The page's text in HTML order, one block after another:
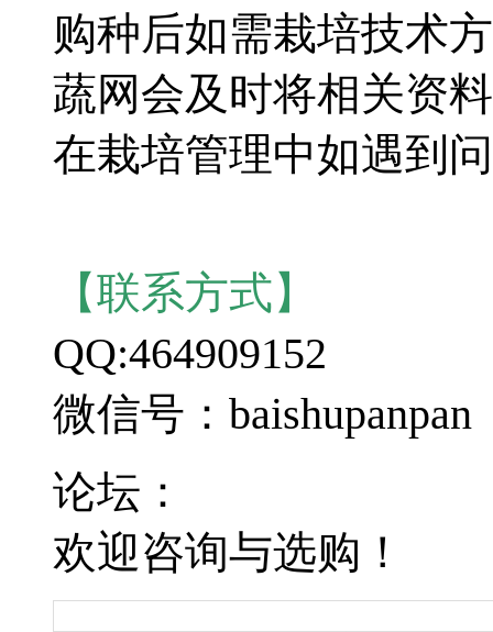
购种后如需栽培技术
蔬网会及时将相关资
在栽培管理中如遇到
【联系方式】
QQ:464909152
微信号：baishupanpan
论坛：
欢迎咨询与选购！